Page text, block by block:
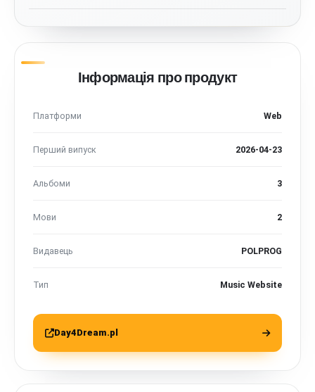
Інформація про продукт
Платформи Web
Перший випуск 2026-04-23
Альбоми 3
Мови 2
Видавець POLPROG
Тип Music Website
Day4Dream.pl